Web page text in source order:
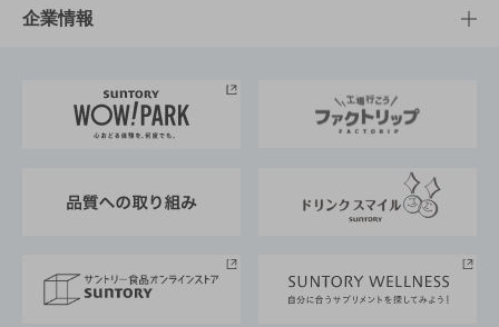
栄養成分一覧
工場見学
地域情報
サントリーホール
サントリーサンバーズ大阪
サステナビリティTOP
サントリーが考えるサステナビリティ経営
企業情報
企業概要
採用情報